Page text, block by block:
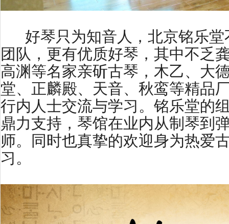
好琴只为知音人，北京铭乐堂
团队，更有优质好琴，其中不乏
高渊等名家亲斫古琴，木乙、大
堂、正麟殿、天音、秋鸾等精品
行内人士交流与学习。铭乐堂的
鼎力支持，琴馆在业内从制琴到
师。同时也真挚的欢迎身为热爱
习。